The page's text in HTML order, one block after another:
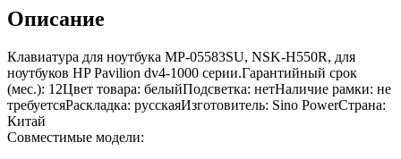
Описание
Клавиатура для ноутбука MP-05583SU, NSK-H550R, для
ноутбуков HP Pavilion dv4-1000 серии.Гарантийный срок
(мес.): 12Цвет товара: белыйПодсветка: нетНаличие рамки: не
требуетсяРаскладка: русскаяИзготовитель: Sino PowerСтрана:
Китай
Совместимые модели: